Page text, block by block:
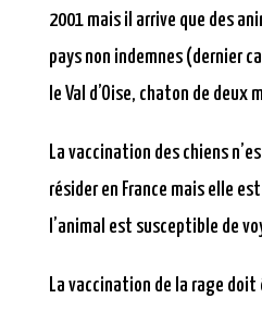
2001 mais il arrive que des
pays non indemnes (dernier
le Val d’Oise, chaton de deux
La vaccination des chiens
résider en France mais elle
l’animal est susceptible de
La vaccination de la rage